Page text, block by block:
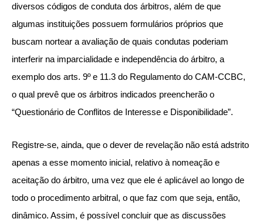
diversos códigos de conduta dos árbitros, além de que
algumas instituições possuem formulários próprios que
buscam nortear a avaliação de quais condutas poderiam
interferir na imparcialidade e independência do árbitro, a
exemplo dos arts. 9º e 11.3 do Regulamento do CAM-CCBC,
o qual prevê que os árbitros indicados preencherão o
“Questionário de Conflitos de Interesse e Disponibilidade”.
Registre-se, ainda, que o dever de revelação não está adstrito
apenas a esse momento inicial, relativo à nomeação e
aceitação do árbitro, uma vez que ele é aplicável ao longo de
todo o procedimento arbitral, o que faz com que seja, então,
dinâmico. Assim, é possível concluir que as discussões